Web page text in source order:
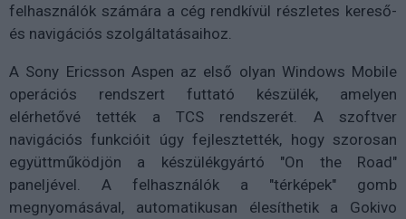
felhasználók számára a cég rendkívül részletes kereső-
és navigációs szolgáltatásaihoz.
A Sony Ericsson Aspen az első olyan Windows Mobile
operációs rendszert futtató készülék, amelyen
elérhetővé tették a TCS rendszerét. A szoftver
navigációs funkcióit úgy fejlesztették, hogy szorosan
együttműködjön a készülékgyártó "On the Road"
paneljével. A felhasználók a "térképek" gomb
megnyomásával, automatikusan élesíthetik a Gokivo